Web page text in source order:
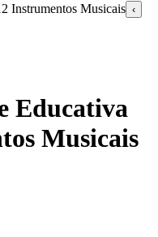
‹
Educativa
Musicais